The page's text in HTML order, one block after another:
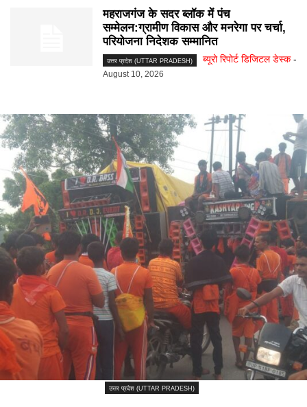
महराजगंज के सदर ब्लॉक में पंच
सम्मेलन:ग्रामीण विकास और मनरेगा पर चर्चा,
परियोजना निदेशक सम्मानित
उत्तर प्रदेश (UTTAR PRADESH) ब्यूरो रिपोर्ट डिजिटल डेस्क -
August 10, 2026
उत्तर प्रदेश (UTTAR PRADESH)